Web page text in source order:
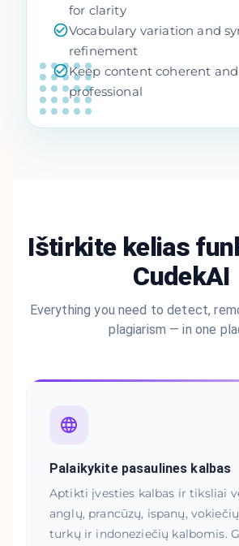
for clarity
Vocabulary variation and
refinement
Keep content coherent and
professional
Ištirkite kelias
CudekAI
Everything you need to detect,
plagiarism — in one
Palaikykite pasaulines kalbas
Aptikti įvesties kalbas ir tiksliai
anglų, prancūzų, ispanų,
turkų ir indoneziečių kalbomis.